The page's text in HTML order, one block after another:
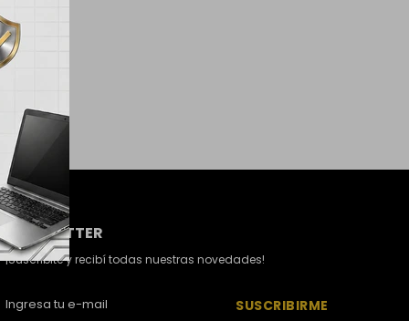
NEWSLETTER
¡Suscribite y recibí todas nuestras novedades!
SUSCRIBIRME